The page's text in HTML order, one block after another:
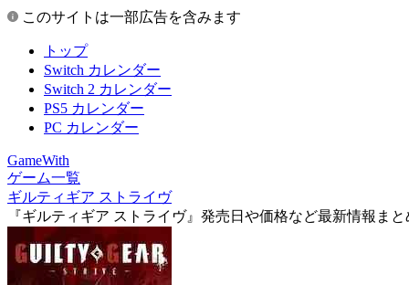
このサイトは一部広告を含みます
トップ
Switch カレンダー
Switch 2 カレンダー
PS5 カレンダー
PC カレンダー
GameWith
ゲーム一覧
ギルティギア ストライヴ
『ギルティギア ストライヴ』発売日や価格など最新情報まと